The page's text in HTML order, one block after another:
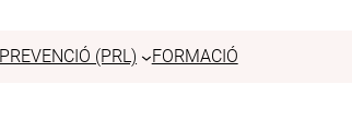
PREVENCIÓ (PRL) FORMACIÓ